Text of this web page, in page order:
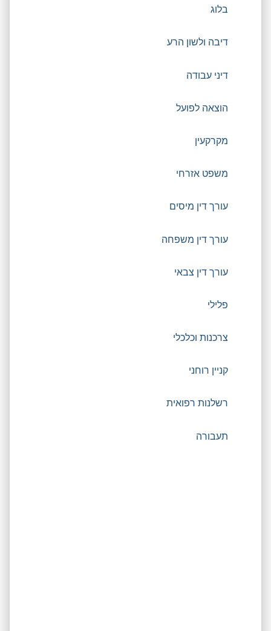
בלוג
דיבה ולשון הרע
דיני עבודה
הוצאה לפועל
מקרקעין
משפט אזרחי
עורך דין מיסים
עורך דין משפחה
עורך דין צבאי
פלילי
צרכנות וכלכלי
קניין רוחני
רשלנות רפואית
תעבורה